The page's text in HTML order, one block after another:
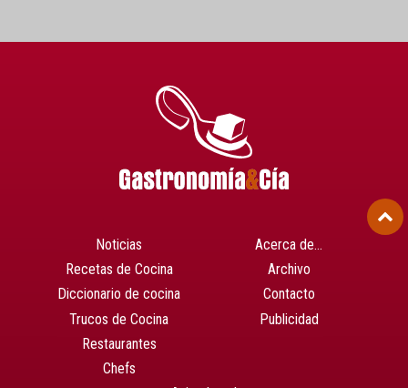
Noticias
Recetas de Cocina
Diccionario de cocina
Trucos de Cocina
Restaurantes
Chefs
Acerca de…
Archivo
Contacto
Publicidad